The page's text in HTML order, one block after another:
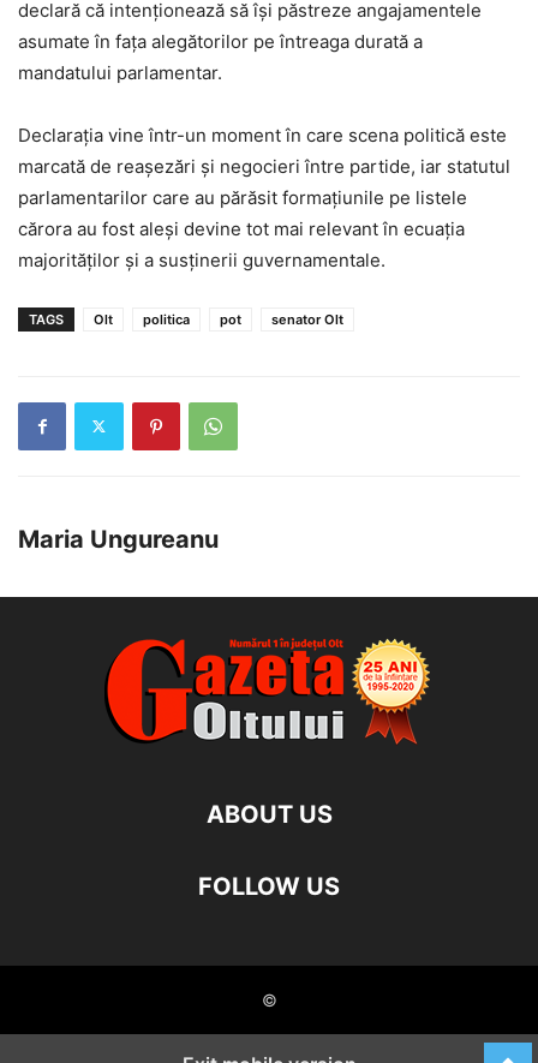
declară că intenționează să își păstreze angajamentele
asumate în fața alegătorilor pe întreaga durată a
mandatului parlamentar.
Declarația vine într-un moment în care scena politică este
marcată de reașezări și negocieri între partide, iar statutul
parlamentarilor care au părăsit formațiunile pe listele
cărora au fost aleși devine tot mai relevant în ecuația
majorităților și a susținerii guvernamentale.
TAGS Olt politica pot senator Olt
Maria Ungureanu
ABOUT US
FOLLOW US
©